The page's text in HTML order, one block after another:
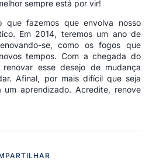
sempre está por vir!
que fazemos que envolva nosso
Em 2014, teremos um ano de
se, como os fogos que
tempos. Com a chegada do
esse desejo de mudança
Afinal, por mais difícil que seja
um aprendizado. Acredite, renove